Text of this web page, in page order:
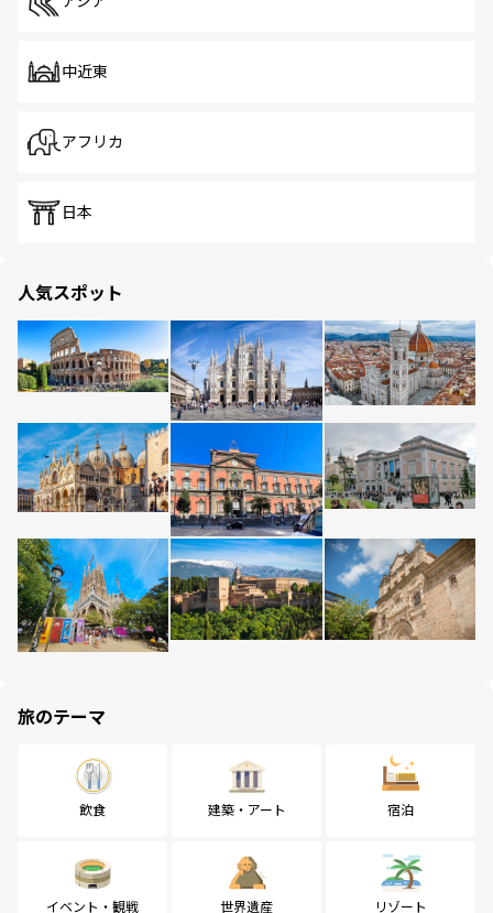
中近東
アフリカ
日本
人気スポット
旅のテーマ
飲食 建築・アート 宿泊
イベント・観戦 世界遺産 リゾート